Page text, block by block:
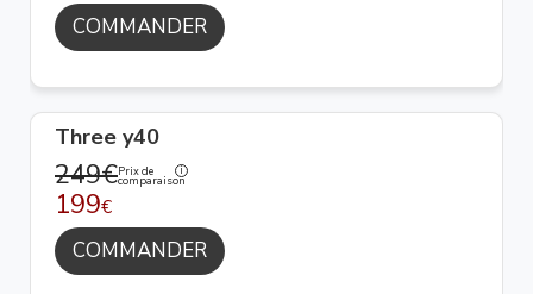
COMMANDER
Three y40
249€Prix de
comparaison
199€
COMMANDER